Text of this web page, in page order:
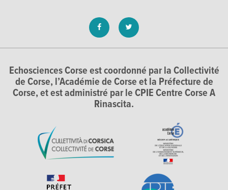
Echosciences Corse est coordonné par la Collectivité
de Corse, l’Académie de Corse et la Préfecture de
Corse, et est administré par le CPIE Centre Corse A
Rinascita.